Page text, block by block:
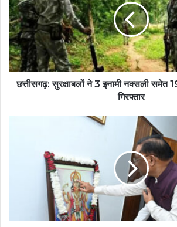
छत्तीसगढ़: सुरक्षाबलों ने 3 इनामी नक्सली समेत
गिरफ्तार